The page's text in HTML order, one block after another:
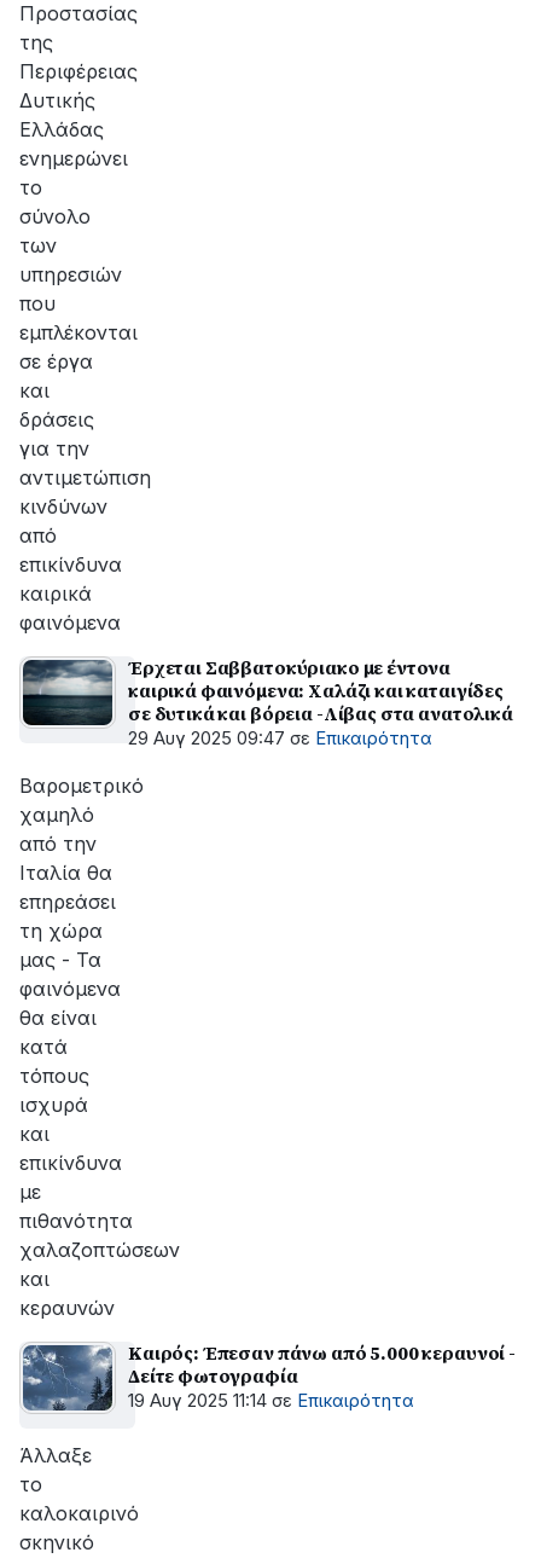
Προστασίας
της
Περιφέρειας
Δυτικής
Ελλάδας
ενημερώνει
το
σύνολο
των
υπηρεσιών
που
εμπλέκονται
σε έργα
και
δράσεις
για την
αντιμετώπιση
κινδύνων
από
επικίνδυνα
καιρικά
φαινόμενα
Έρχεται Σαββατοκύριακο με έντονα
καιρικά φαινόμενα: Χαλάζι και καταιγίδες
σε δυτικά και βόρεια -Λίβας στα ανατολικά
29 Αυγ 2025 09:47 σε Επικαιρότητα
Βαρομετρικό
χαμηλό
από την
Ιταλία θα
επηρεάσει
τη χώρα
μας - Τα
φαινόμενα
θα είναι
κατά
τόπους
ισχυρά
και
επικίνδυνα
με
πιθανότητα
χαλαζοπτώσεων
και
κεραυνών
Καιρός: Έπεσαν πάνω από 5.000 κεραυνοί -
Δείτε φωτογραφία
19 Αυγ 2025 11:14 σε Επικαιρότητα
Άλλαξε
το
καλοκαιρινό
σκηνικό